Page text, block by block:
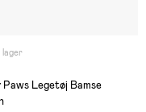
lager
Paws Legetøj Bamse